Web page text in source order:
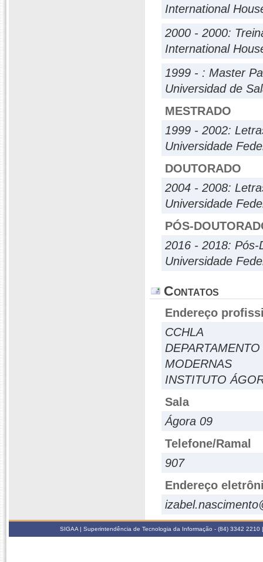
International
2000 - 2000:
International
1999 - : Master
Universidad de
MESTRADO
1999 - 2002:
Universidade
DOUTORADO
2004 - 2008:
Universidade
PÓS-
2016 - 2018: Pós-
Universidade
Contatos
Endereço
CCHLA
MODERNAS
INSTITUTO
Sala
Ágora 09
Telefone/Ramal
907
Endereço
SIGAA | Superintendência de Tecnologia da Informação - (84) 3342